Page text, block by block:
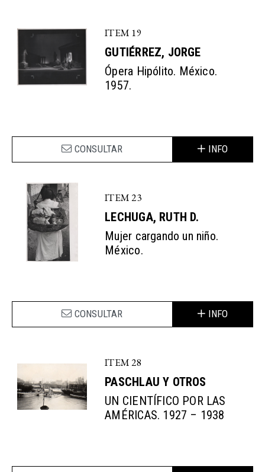
ITEM 19
GUTIÉRREZ, JORGE
Ópera Hipólito. México.
1957.
CONSULTAR INFO
ITEM 23
LECHUGA, RUTH D.
Mujer cargando un niño.
México.
CONSULTAR INFO
ITEM 28
PASCHLAU Y OTROS
UN CIENTÍFICO POR LAS
AMÉRICAS. 1927 – 1938